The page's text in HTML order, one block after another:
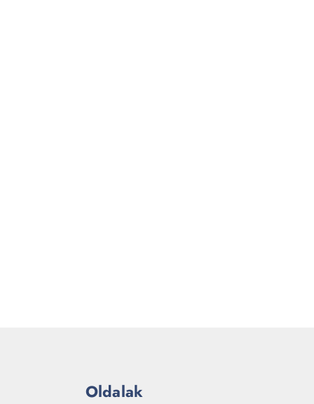
Oldalak